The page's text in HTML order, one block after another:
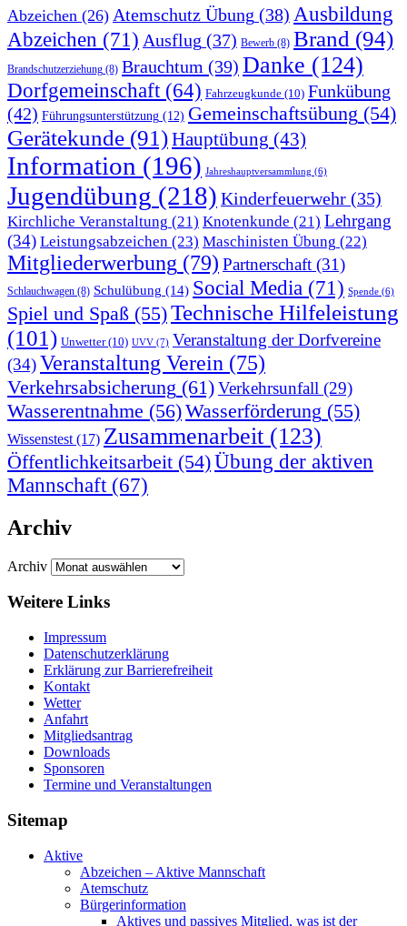
Abzeichen (26) Atemschutz Übung (38) Ausbildung
Abzeichen (71) Ausflug (37) Bewerb (8) Brand (94)
Brandschutzerziehung (8) Brauchtum (39) Danke (124)
Dorfgemeinschaft (64) Fahrzeugkunde (10) Funkübung
(42) Führungsunterstützung (12) Gemeinschaftsübung (54)
Gerätekunde (91)Hauptübung (43)
Information (196) Jahreshauptversammlung (6)
Jugendübung (218) Kinderfeuerwehr (35)
Kirchliche Veranstaltung (21) Knotenkunde (21) Lehrgang
(34) Leistungsabzeichen (23) Maschinisten Übung (22)
Mitgliederwerbung (79) Partnerschaft (31)
Schlauchwagen (8) Schulübung (14) Social Media (71) Spende (6)
Spiel und Spaß (55)Technische Hilfeleistung
(101) Unwetter(10) UVV (7) Veranstaltung der Dorfvereine
(34)Veranstaltung Verein (75)
Verkehrsabsicherung (61)Verkehrsunfall (29)
Wasserentnahme (56)Wasserförderung (55)
Wissenstest (17) Zusammenarbeit (123)
Öffentlichkeitsarbeit (54)Übung der aktiven
Mannschaft (67)
Archiv
Archiv
Weitere Links
Impressum
Datenschutzerklärung
Erklärung zur Barriere­frei­heit
Kontakt
Wetter
Anfahrt
Mitgliedsantrag
Downloads
Sponsoren
Termine und Veranstaltungen
Sitemap
Aktive
Abzeichen – Aktive Mannschaft
Atemschutz
Bürgerinformation
Aktives und passives Mitglied, was ist der